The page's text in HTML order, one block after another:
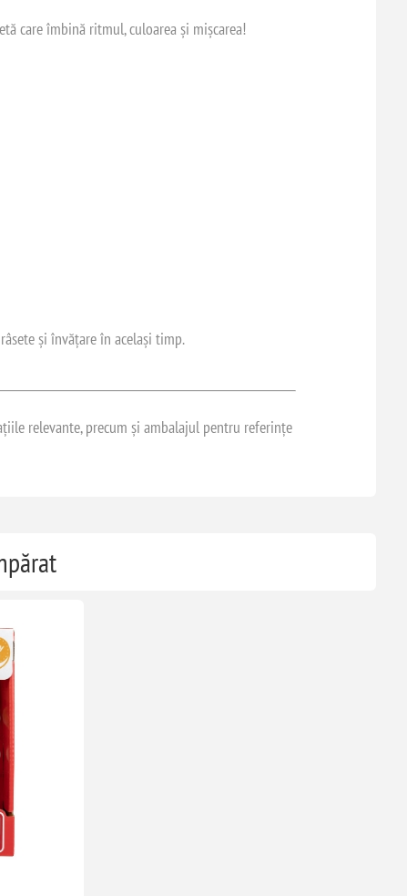
care îmbină ritmul, culoarea și mișcarea!
și învățare în același timp.
relevante, precum și ambalajul pentru referințe